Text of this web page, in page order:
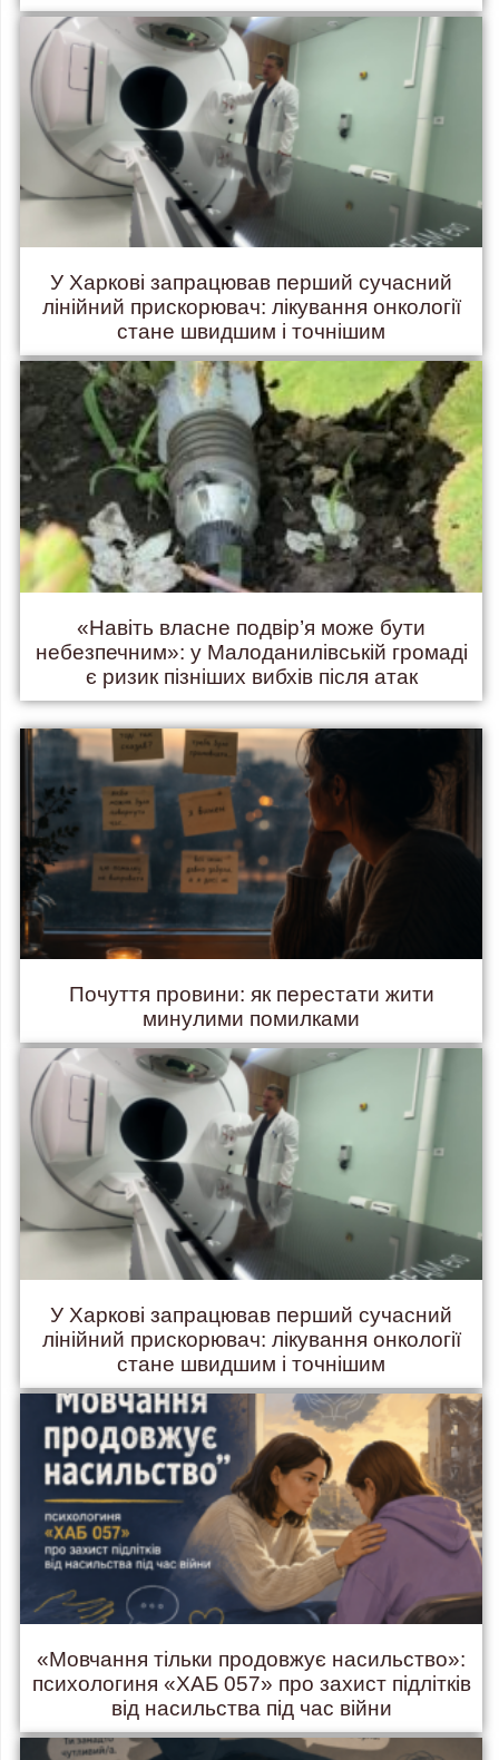
У Харкові запрацював перший сучасний
лінійний прискорювач: лікування онкології
стане швидшим і точнішим
«Навіть власне подвір’я може бути
небезпечним»: у Малоданилівській громаді
є ризик пізніших вибхів після атак
Почуття провини: як перестати жити
минулими помилками
У Харкові запрацював перший сучасний
лінійний прискорювач: лікування онкології
стане швидшим і точнішим
«Мовчання тільки продовжує насильство»:
психологиня «ХАБ 057» про захист підлітків
від насильства під час війни